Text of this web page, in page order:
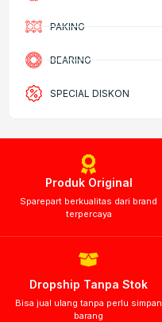
PAKING
BEARING
SPECIAL DISKON
Produk Original
Sparepart berkualitas dari brand
terpercaya
Dropship Tanpa Stok
Bisa jual ulang tanpa perlu simpan
barang